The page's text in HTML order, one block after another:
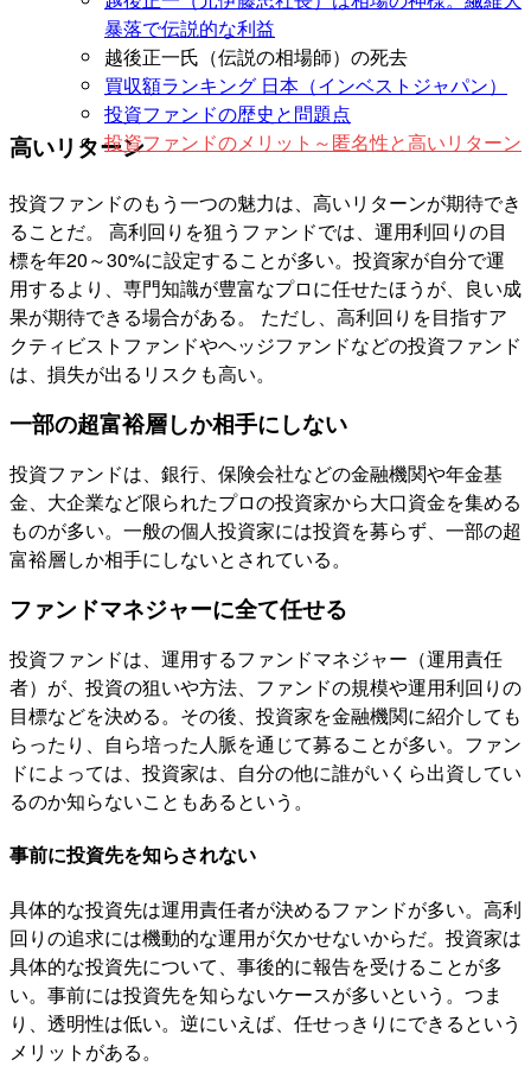
暴落で伝説的な利益
越後正一氏（伝説の相場師）の死去
買収額ランキング 日本（インベストジャパン）
投資ファンドの歴史と問題点
投資ファンドのメリット～匿名性と高いリターン
高いリターン
投資ファンドのもう一つの魅力は、高いリターンが期待でき
ることだ。 高利回りを狙うファンドでは、運用利回りの目
標を年20～30%に設定することが多い。投資家が自分で運
用するより、専門知識が豊富なプロに任せたほうが、良い成
果が期待できる場合がある。 ただし、高利回りを目指すア
クティビストファンドやヘッジファンドなどの投資ファンド
は、損失が出るリスクも高い。
一部の超富裕層しか相手にしない
投資ファンドは、銀行、保険会社などの金融機関や年金基
金、大企業など限られたプロの投資家から大口資金を集める
ものが多い。一般の個人投資家には投資を募らず、一部の超
富裕層しか相手にしないとされている。
ファンドマネジャーに全て任せる
投資ファンドは、運用するファンドマネジャー（運用責任
者）が、投資の狙いや方法、ファンドの規模や運用利回りの
目標などを決める。その後、投資家を金融機関に紹介しても
らったり、自ら培った人脈を通じて募ることが多い。ファン
ドによっては、投資家は、自分の他に誰がいくら出資してい
るのか知らないこともあるという。
事前に投資先を知らされない
具体的な投資先は運用責任者が決めるファンドが多い。高利
回りの追求には機動的な運用が欠かせないからだ。投資家は
具体的な投資先について、事後的に報告を受けることが多
い。事前には投資先を知らないケースが多いという。つま
り、透明性は低い。逆にいえば、任せっきりにできるという
メリットがある。